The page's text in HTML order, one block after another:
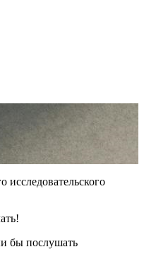
исследовательского
бы послушать